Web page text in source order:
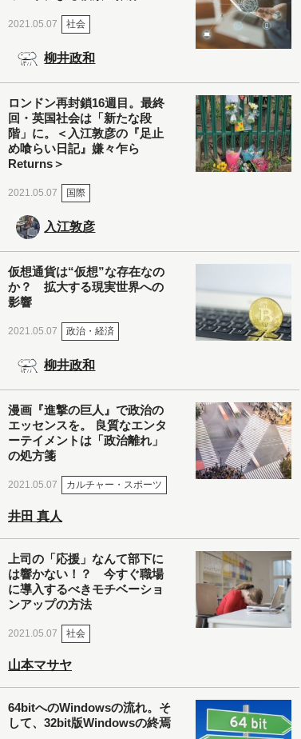
2021.05.07 社会
柳井政和
ロンドン再封鎖16週目。最終
回・英国社会は「新たな段
階」に。＜入江敦彦の『足止
め喰らい日記』嫌々乍ら
Returns＞
2021.05.07 国際
入江敦彦
仮想通貨は“仮想”な存在なの
か？ 拡大する現実世界への
影響
2021.05.07 政治・経済
柳井政和
漫画『進撃の巨人』で政治の
エッセンスを。 良質なエンタ
ーテイメントは「政治離れ」
の処方箋
2021.05.07 カルチャー・スポーツ
井田 真人
上司の「応援」なんて部下に
は響かない！？ 今すぐ職場
に導入するべきモチベーショ
ンアップの方法
2021.05.07 社会
山本マサヤ
64bitへのWindowsの流れ。そ
して、32bit版Windowsの終焉